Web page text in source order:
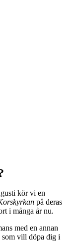
kör vi en
på deras
i många år nu.
med en annan
som vill döpa dig i